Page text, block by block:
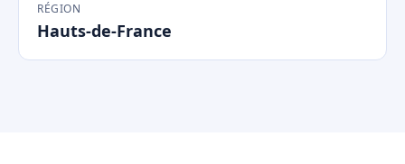
RÉGION
Hauts-de-France